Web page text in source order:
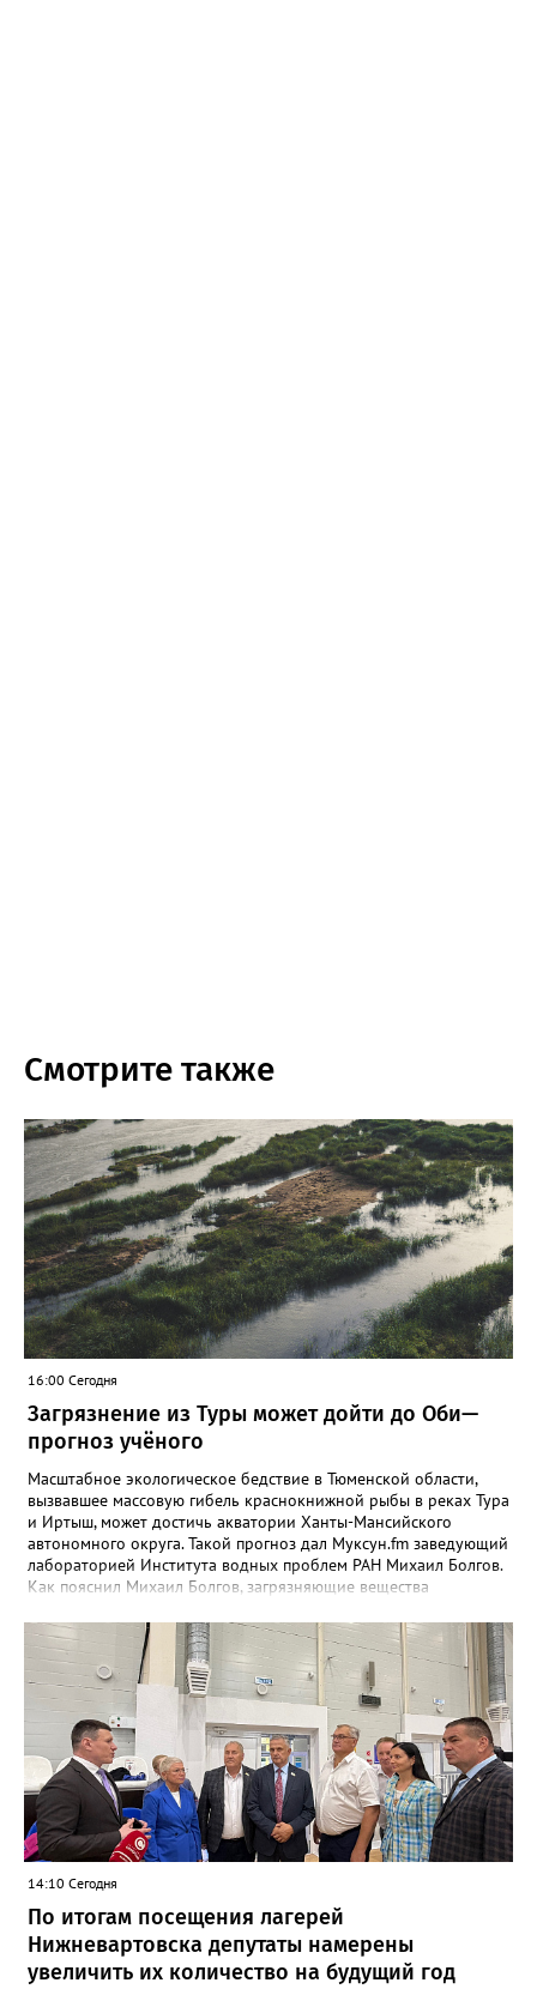
Смотрите также
16:00 Сегодня
Загрязнение из Туры может дойти до Оби—
прогноз учёного
Масштабное экологическое бедствие в Тюменской области,
вызвавшее массовую гибель краснокнижной рыбы в реках Тура
и Иртыш, может достичь акватории Ханты-Мансийского
автономного округа. Такой прогноз дал Муксун.fm заведующий
лабораторией Института водных проблем РАН Михаил Болгов.
Как пояснил Михаил Болгов, загрязняющие вещества
на дне и поймах, но полностью остановить их движение
невозможно. В отличие от Днепра или Волги, где есть цепочка
водохранилищ, выступающих естественными фильтрами, на
сибирских реках такой барьер отсутствует. «Все это будет на
поймах откладываться, трансформироваться, потом опять
поступать. Процесс будет растянутым. Загрязнения могут
выпадать на поймах либо идти в растворённом виде или в
виде наносных отложений до самого Ледовитого океана», —
сообщает эксперт. Окончательный масштаб угрозы зависит от
природы загрязнения и способности водоёмов к
самоочищению. Однако уже сейчас понятно: риск достижения
вод ХМАО остаётся высоким.
14:10 Сегодня
По итогам посещения лагерей
Нижневартовска депутаты намерены
увеличить их количество на будущий год